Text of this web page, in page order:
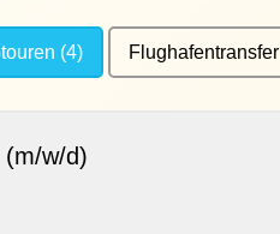
(4) Flughafentransfer
(m/w/d)